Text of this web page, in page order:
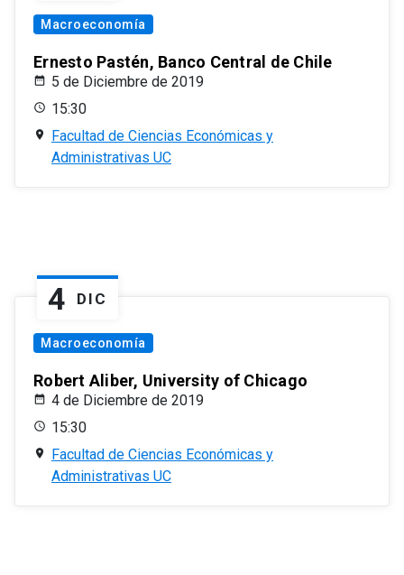
Macroeconomía
Ernesto Pastén, Banco Central de Chile
5 de Diciembre de 2019
15:30
Facultad de Ciencias Económicas y
Administrativas UC
4 DIC
Macroeconomía
Robert Aliber, University of Chicago
4 de Diciembre de 2019
15:30
Facultad de Ciencias Económicas y
Administrativas UC